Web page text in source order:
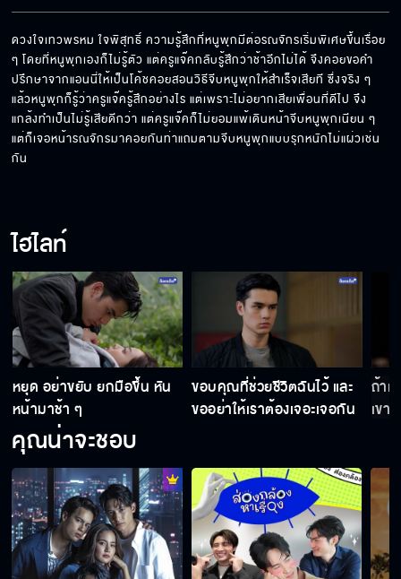
ดวงใจเทวพรหม ใจพิสุทธิ์ ความรู้สึกที่หนูพุกมีต่อรณจักรเริ่มพิเศษขึ้นเรื่อย
ๆ โดยที่หนูพุกเองก็ไม่รู้ตัว แต่ครูแจ๊คกลับรู้สึกว่าช้าอีกไม่ได้ จึงคอยขอคำ
ปรึกษาจากแอนนี่ให้เป็นโค้ชคอยสอนวิธีจีบหนูพุกให้สำเร็จเสียที ซึ่งจริง ๆ
แล้วหนูพุกก็รู้ว่าครูแจ๊ครู้สึกอย่างไร แต่เพราะไม่อยากเสียเพื่อนที่ดีไป จึง
แกล้งทำเป็นไม่รู้เสียดีกว่า แต่ครูแจ๊คก็ไม่ยอมแพ้เดินหน้าจีบหนูพุกเนียน ๆ
แต่ก็เจอหน้ารณจักรมาคอยกันท่าแถมตามจีบหนูพุกแบบรุกหนักไม่แผ่วเช่น
กัน
ไฮไลท์
หยุด อย่าขยับ ยกมือขึ้น หัน
หน้ามาช้า ๆ
ขอบคุณที่ช่วยชีวิตฉันไว้ และ
ขออย่าให้เราต้องเจอะเจอกัน
ถ้าเ
เขา
คุณน่าจะชอบ